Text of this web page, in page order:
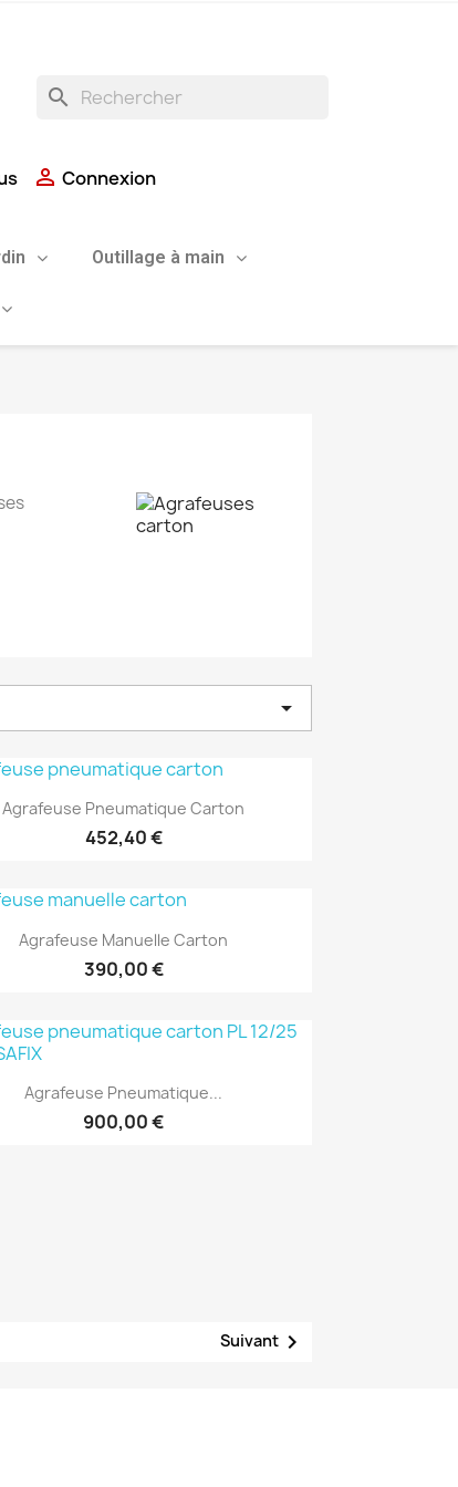
search
 Connexion
Outillage à main

Aperçu rapide
Agrafeuse Pneumatique Carton
452,40 €
(1)
Aperçu rapide
Agrafeuse Manuelle Carton
390,00 €
(1)
Aperçu rapide
Agrafeuse Pneumatique...
900,00 €
Suivant